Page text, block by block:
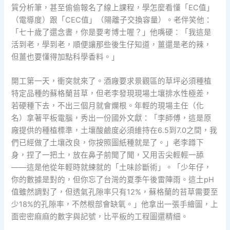
質分析筆，甚至偷偷報名了線上課程，學怎麼看懂「EC值」
（電導度）跟「CEC值」（陽離子交換容量）。老伴笑他：
「七十歲了還念書，你是要考博士喔？」他嘴硬：「我這是
活到老，學到老，順便讓那些後生仔知道，薑還是老的辣，
但薑也要懂得加點科學香料。」
開工第一天，衝突就來了。酒廠要求景觀區的草坪必須種植
特定品種的蘇格蘭苔草，但老李發現現場土壤排水性極差，
若硬種下去，不出三個月就會爛根。年輕的現場主任（化
名）拿著平板電腦，秀出一份國外文獻：「李師傅，這是原
廠提供的種植標準，土壤酸鹼度必須維持在6.5到7.0之間，我
們已經做了土壤改良，你按照圖紙種就是了。」老李蹲下
身，捏了一把土，放在鼻子前聞了聞，又用舌尖輕輕一舔
——這是他從年輕時就練就的「土味診斷術」。「少年仔，
你的數據是對的，但你忘了台灣的夏季午後雷陣雨。這土pH
值雖然調對了，但透氣孔隙率只有12%，蘇格蘭的苔草需要至
少18%的孔隙率，不然根部會缺氧。」他拿出一張手繪圖，上
面密密麻麻的數字與記號，比平板的工程圖還精細。